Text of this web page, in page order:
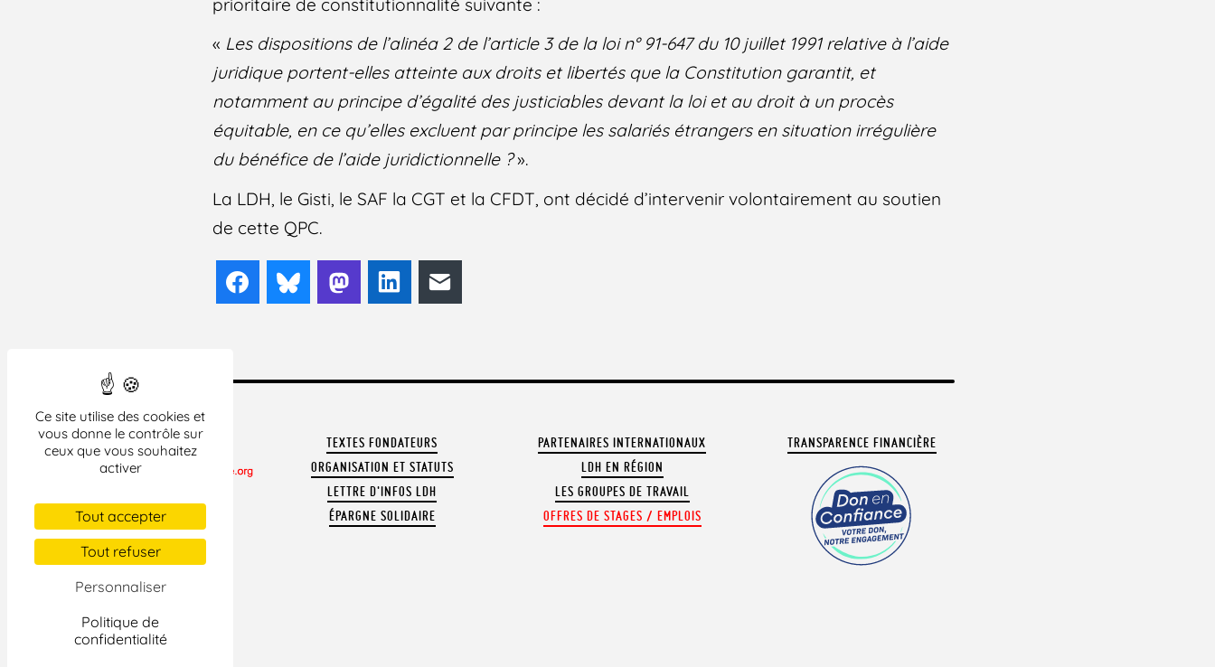
Ce site utilise des cookies et
vous donne le contrôle sur
ceux que vous souhaitez
activer
Tout accepter
Tout refuser
Personnaliser
Politique de
confidentialité
« Les dispositions de l’alinéa 2 de l’article 3 de la loi n° 91-647 du 10 juillet 1991 relative à l’aide
juridique portent-elles atteinte aux droits et libertés que la Constitution garantit, et
notamment au principe d’égalité des justiciables devant la loi et au droit à un procès
équitable, en ce qu’elles excluent par principe les salariés étrangers en situation irrégulière
du bénéfice de l’aide juridictionnelle ?».
La LDH, le Gisti, le SAF la CGT et la CFDT, ont décidé d’intervenir volontairement au soutien
de cette QPC.
FacebookBlueskyMastodonLinkedIn
REVUE DE PRESSE
ARCHIVES
TEXTES FONDATEURS
ORGANISATION ET STATUTS
LETTRE D'INFOS LDH
ÉPARGNE SOLIDAIRE
PARTENAIRES INTERNATIONAUX
LDH EN RÉGION
LES GROUPES DE TRAVAIL
OFFRES DE STAGES / EMPLOIS
TRANSPARENCE FINANCIÈRE